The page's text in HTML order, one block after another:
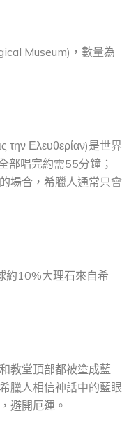
Museum)，數量為
την Ελευθερίαν)是世界
部唱完約需55分鐘；
場合，希臘人通常只會
約10%大理石來自希
教堂頂部都被塗成藍
臘人相信神話中的藍眼
避開厄運。